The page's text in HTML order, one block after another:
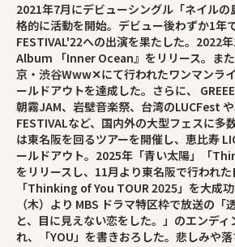
2021年7月にデビューシングル「ネイルの
格的に活動を開始。デビュー後わずか1年
FESTIVAL'22への出演を果たした。2022
Album 「Inner Ocean』をリリース。ま
京・渋谷Www✕にて行われたワンマンラ
ールドアウトを達成した。さらに、
朝霧JAM、岩壁音楽祭、台湾のLUCFest
FESTIVALなど、国内外の大型フェスに多
は東名阪を回るツアーを開催し、恵比寿
ールドアウト。2025年「青い太陽」「
をリリースし、11月より東名阪で行われ
「Thinking of You TOUR 2025」を大成
（木）より MBS ドラマ特区枠で放送の「
と、目に見えない恋をした。」のエンデ
れ、「YOU」を書きおろした。悲しみや